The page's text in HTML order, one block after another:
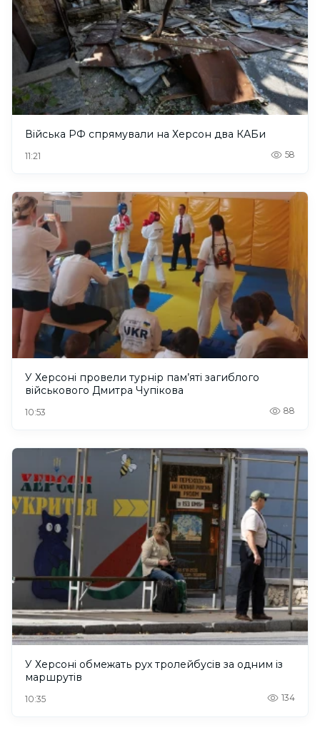
Війська РФ спрямували на Херсон два КАБи
11:21 58
У Херсоні провели турнір пам’яті загиблого
військового Дмитра Чупікова
10:53 88
У Херсоні обмежать рух тролейбусів за одним із
маршрутів
10:35 134